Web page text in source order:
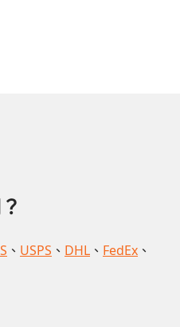
、 USPS 、 DHL 、 FedEx 、